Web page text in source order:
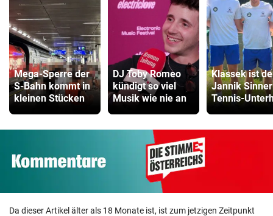
Mega-Sperre der
S-Bahn kommt in
kleinen Stücken
DJ Toby Romeo
kündigt so viel
Musik wie nie an
Klassek ist
Jannik
Tennis-
Da dieser Artikel älter als 18 Monate ist, ist zum jetzigen Zeitpunkt